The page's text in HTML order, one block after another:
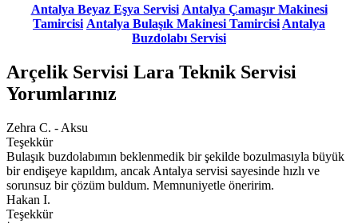
Antalya Beyaz Eşya Servisi Antalya Çamaşır Makinesi
Tamircisi Antalya Bulaşık Makinesi TamircisiAntalya
Buzdolabı Servisi
Arçelik Servisi Lara Teknik Servisi
Yorumlarınız
Zehra C. - Aksu
Teşekkür
Bulaşık buzdolabımın beklenmedik bir şekilde bozulmasıyla büyük
bir endişeye kapıldım, ancak Antalya servisi sayesinde hızlı ve
sorunsuz bir çözüm buldum. Memnuniyetle öneririm.
Hakan I.
Teşekkür